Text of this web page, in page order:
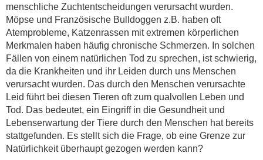
menschliche Zuchtentscheidungen verursacht wurden.
Möpse und Französische Bulldoggen z.B. haben oft
Atemprobleme, Katzenrassen mit extremen körperlichen
Merkmalen haben häufig chronische Schmerzen. In solchen
Fällen von einem natürlichen Tod zu sprechen, ist schwierig,
da die Krankheiten und ihr Leiden durch uns Menschen
verursacht wurden. Das durch den Menschen verursachte
Leid führt bei diesen Tieren oft zum qualvollen Leben und
Tod. Das bedeutet, ein Eingriff in die Gesundheit und
Lebenserwartung der Tiere durch den Menschen hat bereits
stattgefunden. Es stellt sich die Frage, ob eine Grenze zur
Natürlichkeit überhaupt gezogen werden kann?